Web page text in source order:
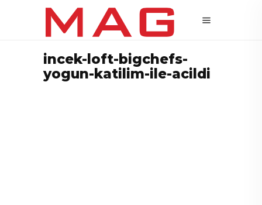
incek-loft-bigchefs-
yogun-katilim-ile-acildi